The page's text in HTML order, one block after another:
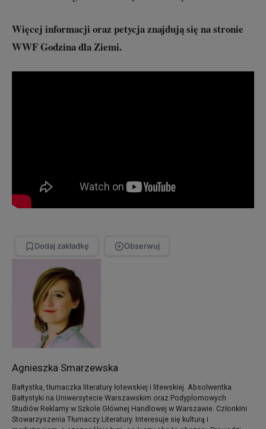
Więcej informacji oraz petycja znajdują się na stronie
WWF Godzina dla Ziemi.
Dodaj zakładkę Obserwuj
Agnieszka Smarzewska
Bałtystka, tłumaczka literatury łotewskiej i litewskiej. Absolwentka
Bałtystyki na Uniwersytecie Warszawskim oraz Podyplomowych
Studiów Reklamy w Szkole Głównej Handlowej w Warszawie. Członkini
Stowarzyszenia Tłumaczy Literatury. Interesuje się kulturą i